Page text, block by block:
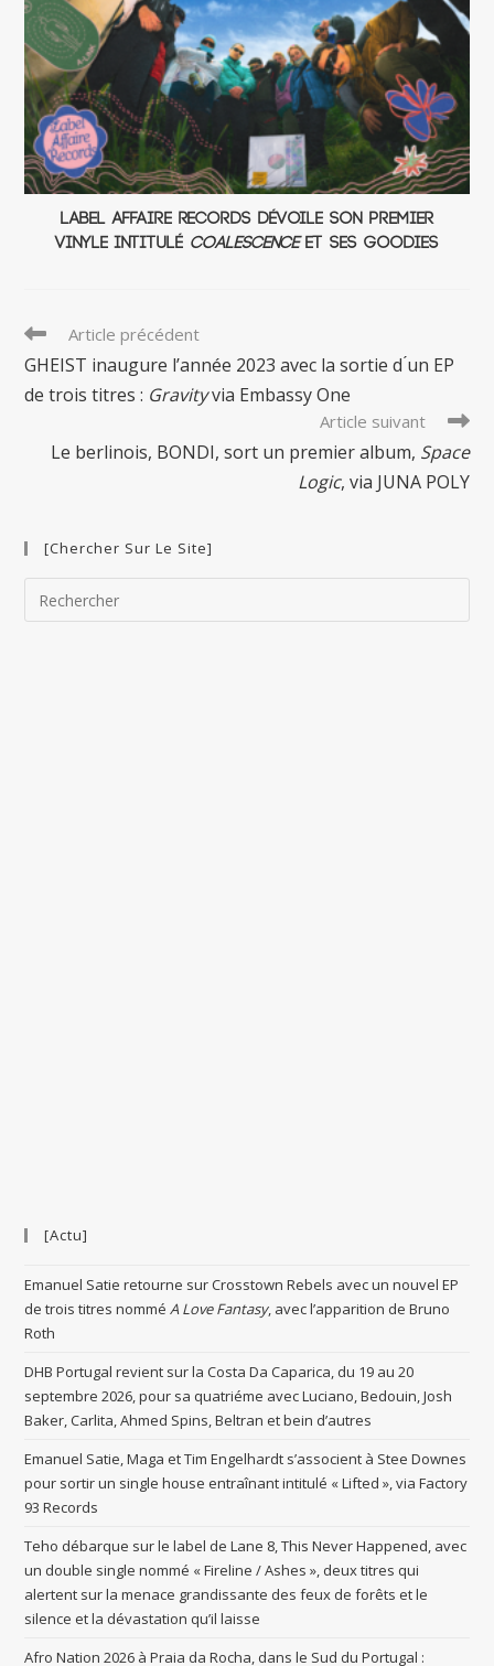
Label Affaire Records dévoile son premier
vinyle intitulé Coalescenceet ses goodies
Read
more
articles
Article précédent
GHEIST inaugure l’année 2023 avec la sortie d ́un EP
de trois titres : Gravityvia Embassy One
Article suivant
Le berlinois, BONDI, sort un premier album, Space
Logic, via JUNA POLY
[Chercher Sur Le Site]
[Actu]
Emanuel Satie retourne sur Crosstown Rebels avec un nouvel EP
de trois titres nomméA Love Fantasy, avec l’apparition de Bruno
Roth
DHB Portugal revient sur la Costa Da Caparica, du 19 au 20
septembre 2026, pour sa quatriéme avec Luciano, Bedouin, Josh
Baker, Carlita, Ahmed Spins, Beltran et bein d’autres
Emanuel Satie, Maga et Tim Engelhardt s’associent à Stee Downes
pour sortir un single house entraînant intitulé « Lifted », via Factory
93 Records
Teho débarque sur le label de Lane 8, This Never Happened, avec
un double single nommé « Fireline / Ashes », deux titres qui
alertent sur la menace grandissante des feux de forêts et le
silence et la dévastation qu’il laisse
Afro Nation 2026 à Praia da Rocha, dans le Sud du Portugal :